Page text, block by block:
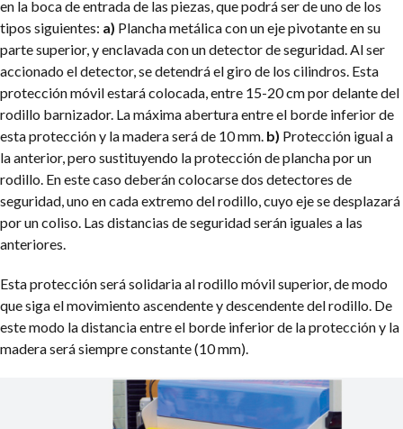
en la boca de entrada de las piezas, que podrá ser de uno de los
tipos siguientes: a) Plancha metálica con un eje pivotante en su
parte superior, y enclavada con un detector de seguridad. Al ser
accionado el detector, se detendrá el giro de los cilindros. Esta
protección móvil estará colocada, entre 15-20 cm por delante del
rodillo barnizador. La máxima abertura entre el borde inferior de
esta protección y la madera será de 10 mm. b) Protección igual a
la anterior, pero sustituyendo la protección de plancha por un
rodillo. En este caso deberán colocarse dos detectores de
seguridad, uno en cada extremo del rodillo, cuyo eje se desplazará
por un coliso. Las distancias de seguridad serán iguales a las
anteriores.
Esta protección será solidaria al rodillo móvil superior, de modo
que siga el movimiento ascendente y descendente del rodillo. De
este modo la distancia entre el borde inferior de la protección y la
madera será siempre constante (10 mm).